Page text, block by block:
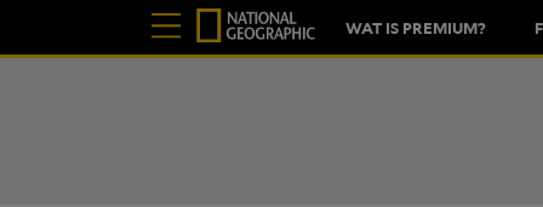
WAT IS PREMIUM?